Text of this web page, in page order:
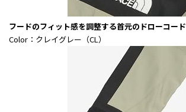
フードのフィット感を調整する首元のドローコード
Color：クレイグレー（CL）